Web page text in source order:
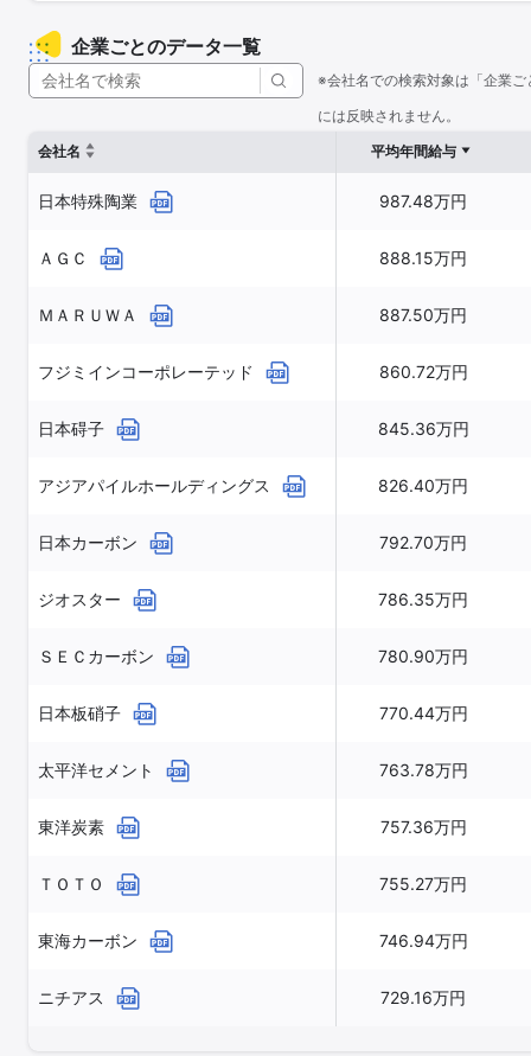
企業ごとのデータ一覧
※会社名での検索対象は「企業
には反映されません。
会社名
平均年間給与
日本特殊陶業 987.48万円
ＡＧＣ 888.15万円
ＭＡＲＵＷＡ 887.50万円
フジミインコーポレーテッド 860.72万円
日本碍子 845.36万円
アジアパイルホールディングス 826.40万円
日本カーボン 792.70万円
ジオスター 786.35万円
ＳＥＣカーボン 780.90万円
日本板硝子 770.44万円
太平洋セメント 763.78万円
東洋炭素 757.36万円
ＴＯＴＯ 755.27万円
東海カーボン 746.94万円
ニチアス 729.16万円